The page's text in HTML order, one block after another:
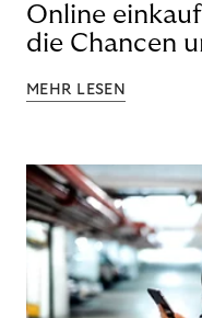
Online
die Chancen
MEHR LESEN